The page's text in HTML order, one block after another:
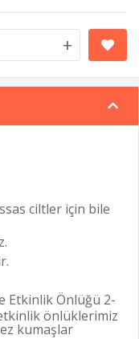
+
ciltler için bile
Etkinlik Önlüğü 2-
önlüklerimiz
kumaşlar